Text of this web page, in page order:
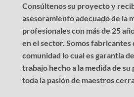
Consúltenos su proyecto y
asesoramiento adecuado de la
profesionales con más de 25
en el sector. Somos fabricantes
comunidad lo cual es garantía
trabajo hecho a la medida de
toda la pasión de maestros